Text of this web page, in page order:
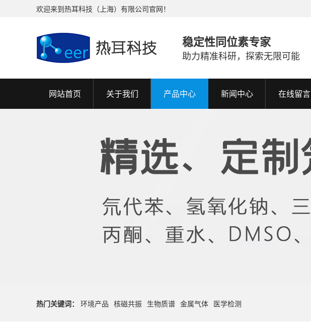
欢迎来到热耳科技（上海）有限公司官网！
稳定性同位素专家
助力精准科研，探索无限可能
网站首页 关于我们 产品中心 新闻中心 在线留言
热门关键词： 环境产品 核磁共振 生物质谱 金属气体 医学检测